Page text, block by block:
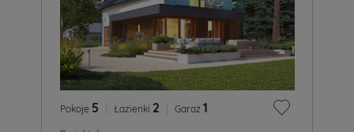
Pokoje 5 Łazienki 2 Garaż 1